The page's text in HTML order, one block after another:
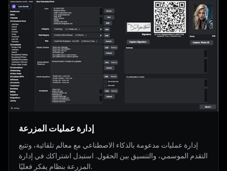
إدارة عمليات المزرعة
إدارة عمليات مدعومة بالذكاء الاصطناعي مع معالم تلقائية، وتتبع
التقدم الموسمي، والتنسيق بين الحقول. استبدل اشتراكك في إدارة
المزرعة بنظام يفكر فعليًا.